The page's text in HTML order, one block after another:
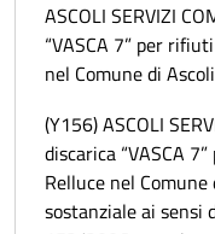
ASCOLI SERVIZI
“VASCA 7” per
nel Comune di
(Y156) ASCOLI
discarica “VASCA
Relluce nel
sostanziale ai sensi